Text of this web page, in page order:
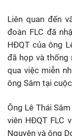
Liên quan đến
đoàn FLC đã
HĐQT của ông
đã họp và thống
qua việc miễn
ông Sâm tại
Ông Lê Thái
viên HĐQT FLC
Nguyên và ông